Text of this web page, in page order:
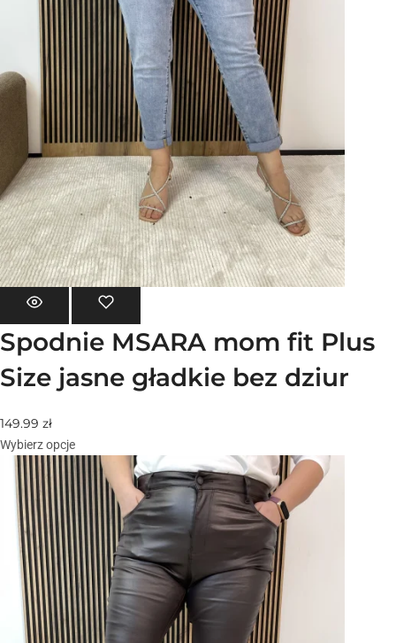
Spodnie MSARA mom fit Plus
Size jasne gładkie bez dziur
149.99 zł
Wybierz opcje